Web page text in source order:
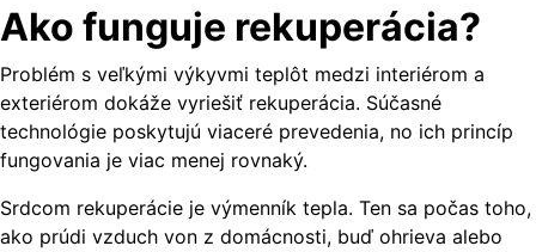
Ako funguje rekuperácia?
Problém s veľkými výkyvmi teplôt medzi interiérom a
exteriérom dokáže vyriešiť rekuperácia. Súčasné
technológie poskytujú viaceré prevedenia, no ich princíp
fungovania je viac menej rovnaký.
Srdcom rekuperácie je výmenník tepla. Ten sa počas toho,
ako prúdi vzduch von z domácnosti, buď ohrieva alebo